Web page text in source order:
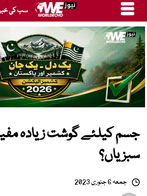
سب کی
جسم کیلئے گوشت زیادہ
سبزیاں؟
جمعہ 6 جنوری 2023